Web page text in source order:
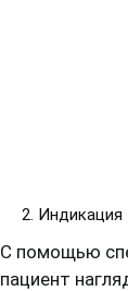
Индикация
С помощью
пациент